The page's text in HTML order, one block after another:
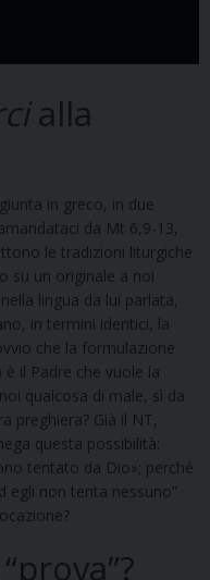
alla
in greco, in due
da Mt 6,9-13,
le tradizioni liturgiche
su un originale a noi
lingua da lui parlata,
in termini identici, la
che la formulazione
il Padre che vuole la
qualcosa di male, sì da
preghiera? Già il NT,
questa possibilità:
tentato da Dio»; perché
egli non tenta nessuno”